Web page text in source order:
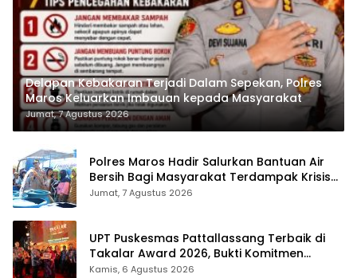
Delapan Kebakaran Terjadi Dalam Sepekan, Polres
Maros Keluarkan Imbauan kepada Masyarakat
Jumat, 7 Agustus 2026
Polres Maros Hadir Salurkan Bantuan Air
Bersih Bagi Masyarakat Terdampak Krisis
Air Bersih Di Maros
Jumat, 7 Agustus 2026
UPT Puskesmas Pattallassang Terbaik di
Takalar Award 2026, Bukti Komitmen
Hadirkan Pelayanan Kesehatan Berkualitas
Kamis, 6 Agustus 2026